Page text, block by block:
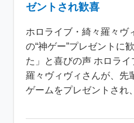
ゼントされ歓喜
ホロライブ・綺々羅々ヴ
の“神ゲー”プレゼントに
た」と喜びの声 ホロラ
羅々ヴィヴィさんが、先
ゲームをプレゼントされ